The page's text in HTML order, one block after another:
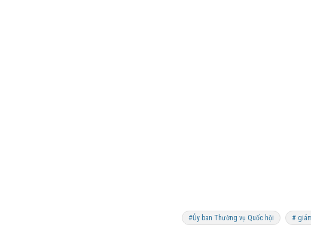
#Ủy ban Thường vụ Quốc hội #